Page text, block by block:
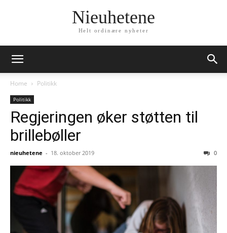
Nieuhetene
Helt ordinære nyheter
Home Politikk
Politikk
Regjeringen øker støtten til
brillebøller
nieuhetene - 18. oktober 2019 0